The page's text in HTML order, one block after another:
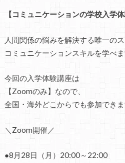
【コミュニケーションの学校入学体
人間関係の悩みを解決する唯一のス
コミュニケーションスキルを学べま
今回の入学体験講座は
【Zoomのみ】なので、
全国・海外どこからでも参加できま
＼Zoom開催／
●8月28日（月）20:00～22:00